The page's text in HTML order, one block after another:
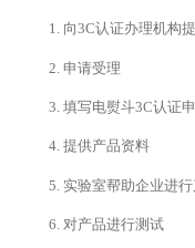
1. 向3C认证办理机构提
2. 申请受理
3. 填写电熨斗3C认证
4. 提供产品资料
5. 实验室帮助企业进行
6. 对产品进行测试